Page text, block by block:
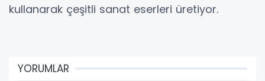
kullanarak çeşitli sanat eserleri üretiyor.
YORUMLAR